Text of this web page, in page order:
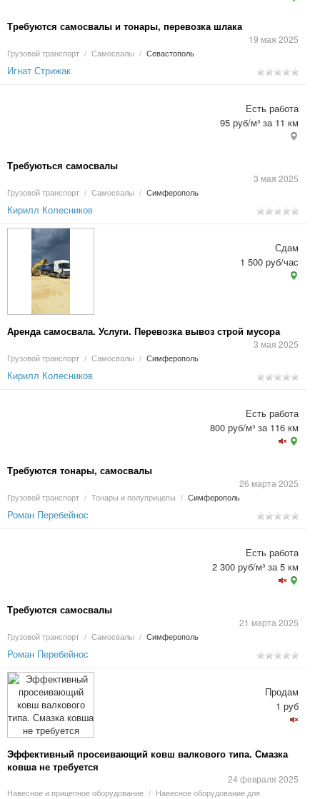
Требуются самосвалы и тонары, перевозка шлака
19 мая 2025
Грузовой транспорт / Самосвалы / Севастополь
Игнат Стрижак
Требуються самосвалы
3 мая 2025
Грузовой транспорт / Самосвалы / Симферополь
Есть работа
95 руб/м³ за 11 км
Кирилл Колесников
Аренда самосвала. Услуги. Перевозка вывоз строй мусора
3 мая 2025
Грузовой транспорт / Самосвалы / Симферополь
Сдам
1 500 руб/час
Кирилл Колесников
Требуются тонары, самосвалы
26 марта 2025
Грузовой транспорт / Тонары и полуприцепы / Симферополь
Есть работа
800 руб/м³ за 116 км
Роман Перебейнос
Требуются самосвалы
21 марта 2025
Грузовой транспорт / Самосвалы / Симферополь
Есть работа
2 300 руб/м³ за 5 км
Роман Перебейнос
Эффективный просеивающий ковш валкового типа. Смазка
ковша не требуется
24 февраля 2025
Навесное и прицепное оборудование / Навесное оборудование для
Продам
1 руб